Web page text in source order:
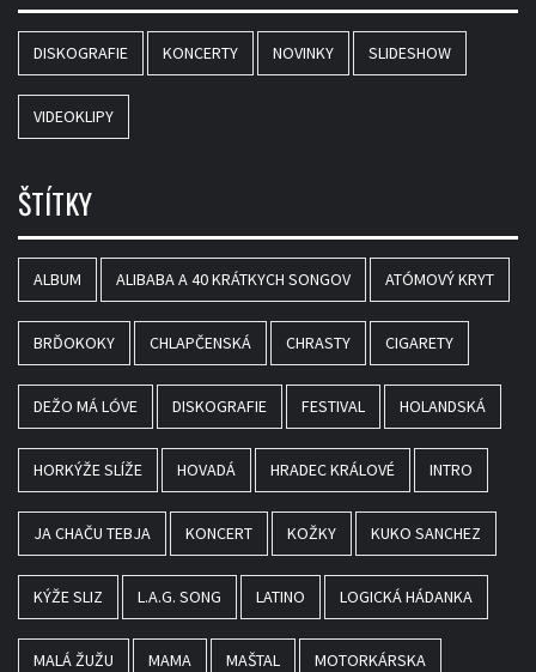
DISKOGRAFIE KONCERTY NOVINKY SLIDESHOW
VIDEOKLIPY
ŠTÍTKY
ALBUM ALIBABA A 40 KRÁTKYCH SONGOV ATÓMOVÝ KRYT
BRĎOKOKY CHLAPČENSKÁ CHRASTY CIGARETY
DEŽO MÁ LÓVE DISKOGRAFIE FESTIVAL HOLANDSKÁ
HORKÝŽE SLÍŽE HOVADÁ HRADEC KRÁLOVÉ INTRO
JA CHAČU TEBJA KONCERT KOŽKY KUKO SANCHEZ
KÝŽE SLIZ L.A.G. SONG LATINO LOGICKÁ HÁDANKA
MALÁ ŽUŽU MAMA MAŠTAL MOTORKÁRSKA